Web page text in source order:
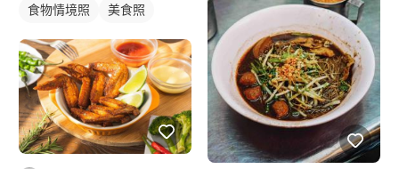
食物情境照 美食照